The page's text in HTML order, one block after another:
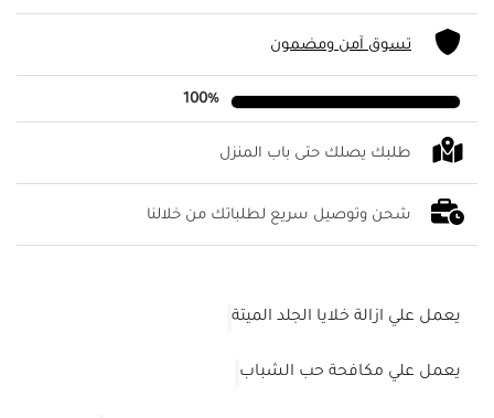
تسوق آمن ومضمون
100%
طلبك يصلك حتى باب المنزل
شحن وتوصيل سريع لطلباتك من خلالنا
يعمل علي ازالة خلايا الجلد الميتة
يعمل علي مكافحة حب الشباب